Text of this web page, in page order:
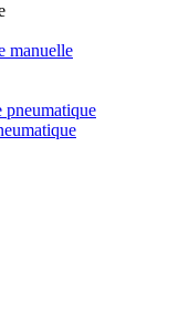
manuelle
pneumatique